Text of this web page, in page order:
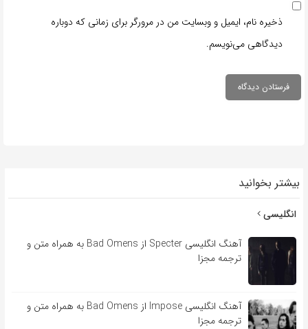
ذخیره نام، ایمیل و وبسایت من در مرورگر برای زمانی که دوباره
دیدگاهی می‌نویسم.
بیشتر بخوانید
انگلیسی
آهنگ انگلیسی Specter از Bad Omens به همراه متن و
ترجمه مجزا
آهنگ انگلیسی Impose از Bad Omens به همراه متن و
ترجمه مجزا